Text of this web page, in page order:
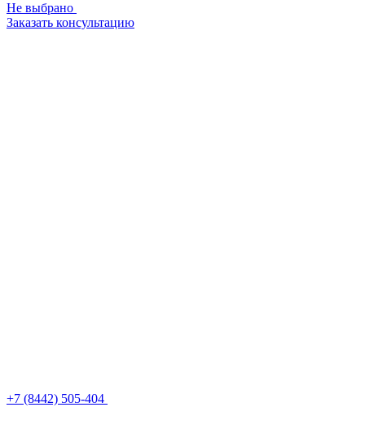
Не выбрано
Заказать консультацию
+7 (8442) 505-404